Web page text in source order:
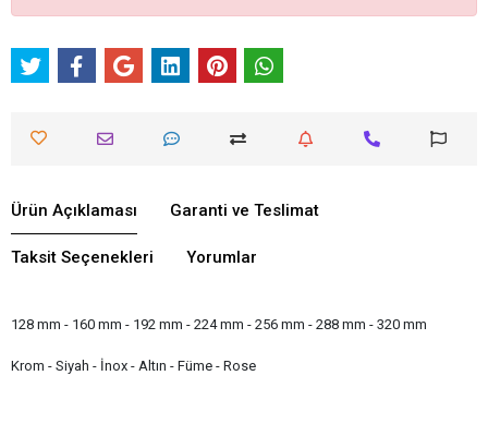
Ürün Açıklaması Garanti ve Teslimat
Taksit Seçenekleri Yorumlar
128 mm - 160 mm - 192 mm - 224 mm - 256 mm - 288 mm - 320 mm
Krom - Siyah - İnox - Altın - Füme - Rose